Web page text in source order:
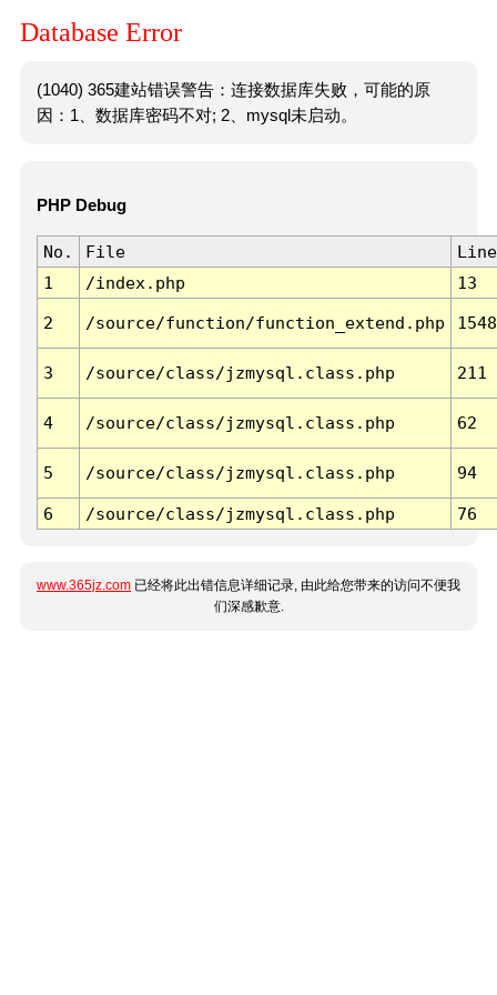
Database Error
(1040) 365建站错误警告：连接数据库失败，可能的原
因：1、数据库密码不对; 2、mysql未启动。
PHP Debug
No. File
Line
1
/index.php 13
2 /source/function/function_extend.php 1548
3 /source/class/jzmysql.class.php 211
4 /source/class/jzmysql.class.php 62
5 /source/class/jzmysql.class.php 94
6 /source/class/jzmysql.class.php 76
www.365jz.com 已经将此出错信息详细记录, 由此给您带来的访问不便我
们深感歉意.